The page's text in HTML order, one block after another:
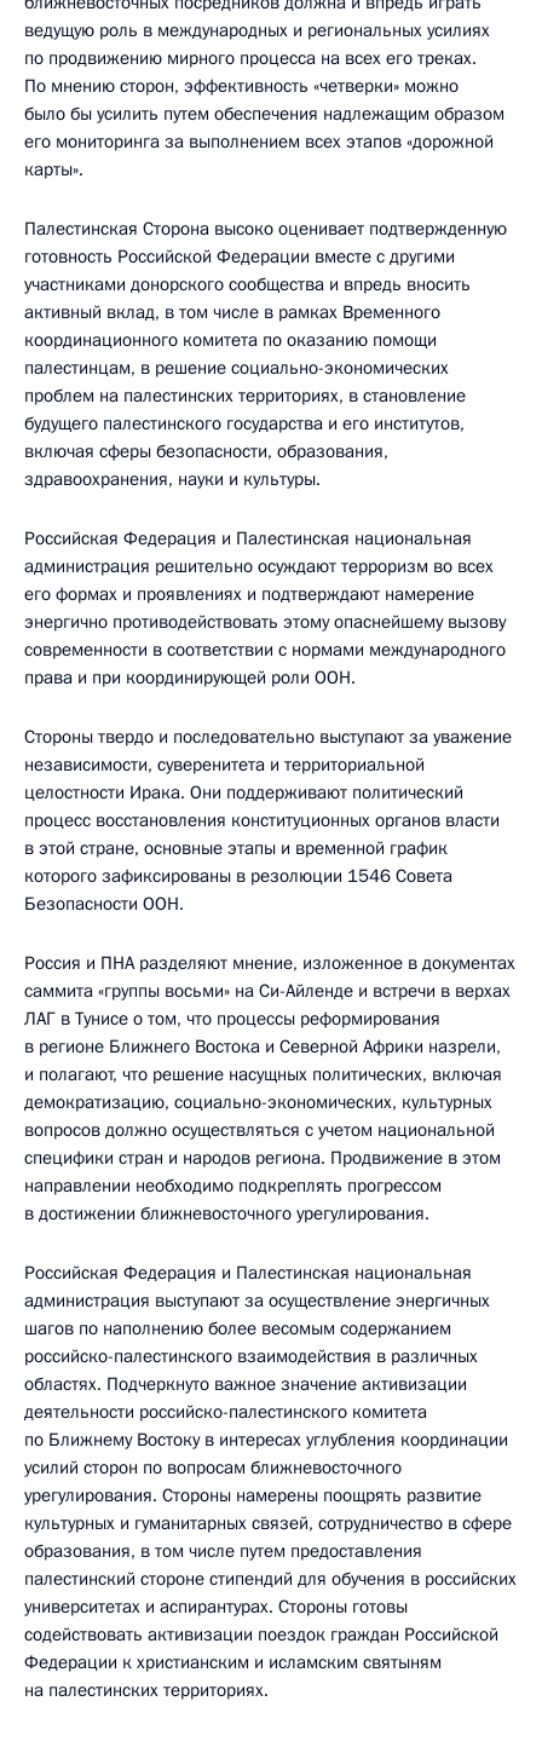
ведущую роль в международных и региональных усилиях
по продвижению мирного процесса на всех его треках.
По мнению сторон, эффективность «четверки» можно
было бы усилить путем обеспечения надлежащим образом
его мониторинга за выполнением всех этапов «дорожной
карты».
Палестинская Сторона высоко оценивает подтвержденную
готовность Российской Федерации вместе с другими
участниками донорского сообщества и впредь вносить
активный вклад, в том числе в рамках Временного
координационного комитета по оказанию помощи
палестинцам, в решение социально-экономических
проблем на палестинских территориях, в становление
будущего палестинского государства и его институтов,
включая сферы безопасности, образования,
здравоохранения, науки и культуры.
Российская Федерация и Палестинская национальная
администрация решительно осуждают терроризм во всех
его формах и проявлениях и подтверждают намерение
энергично противодействовать этому опаснейшему вызову
современности в соответствии с нормами международного
права и при координирующей роли ООН.
Стороны твердо и последовательно выступают за уважение
независимости, суверенитета и территориальной
целостности Ирака. Они поддерживают политический
процесс восстановления конституционных органов власти
в этой стране, основные этапы и временной график
которого зафиксированы в резолюции 1546 Совета
Безопасности ООН.
Россия и ПНА разделяют мнение, изложенное в документах
саммита «группы восьми» на Си-Айленде и встречи в верхах
ЛАГ в Тунисе о том, что процессы реформирования
в регионе Ближнего Востока и Северной Африки назрели,
и полагают, что решение насущных политических, включая
демократизацию, социально-экономических, культурных
вопросов должно осуществляться с учетом национальной
специфики стран и народов региона. Продвижение в этом
направлении необходимо подкреплять прогрессом
в достижении ближневосточного урегулирования.
Российская Федерация и Палестинская национальная
администрация выступают за осуществление энергичных
шагов по наполнению более весомым содержанием
российско-палестинского взаимодействия в различных
областях. Подчеркнуто важное значение активизации
деятельности российско-палестинского комитета
по Ближнему Востоку в интересах углубления координации
усилий сторон по вопросам ближневосточного
урегулирования. Стороны намерены поощрять развитие
культурных и гуманитарных связей, сотрудничество в сфере
образования, в том числе путем предоставления
палестинский стороне стипендий для обучения в российских
университетах и аспирантурах. Стороны готовы
содействовать активизации поездок граждан Российской
Федерации к христианским и исламским святыням
на палестинских территориях.